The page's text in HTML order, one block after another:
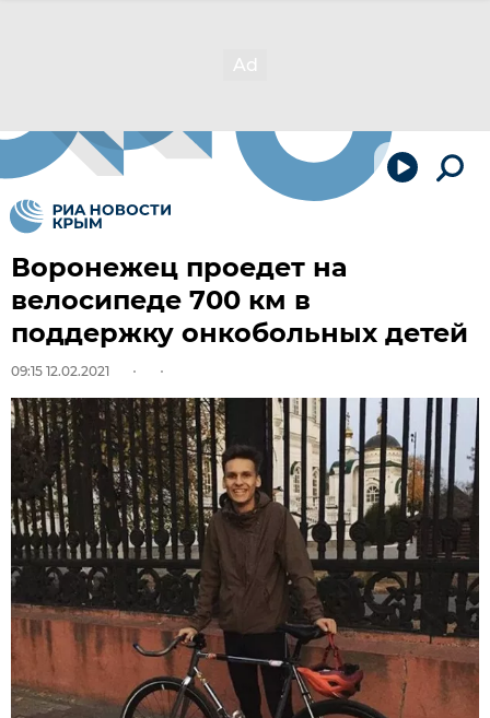
Воронежец проедет на
велосипеде 700 км в
поддержку онкобольных детей
09:15 12.02.2021